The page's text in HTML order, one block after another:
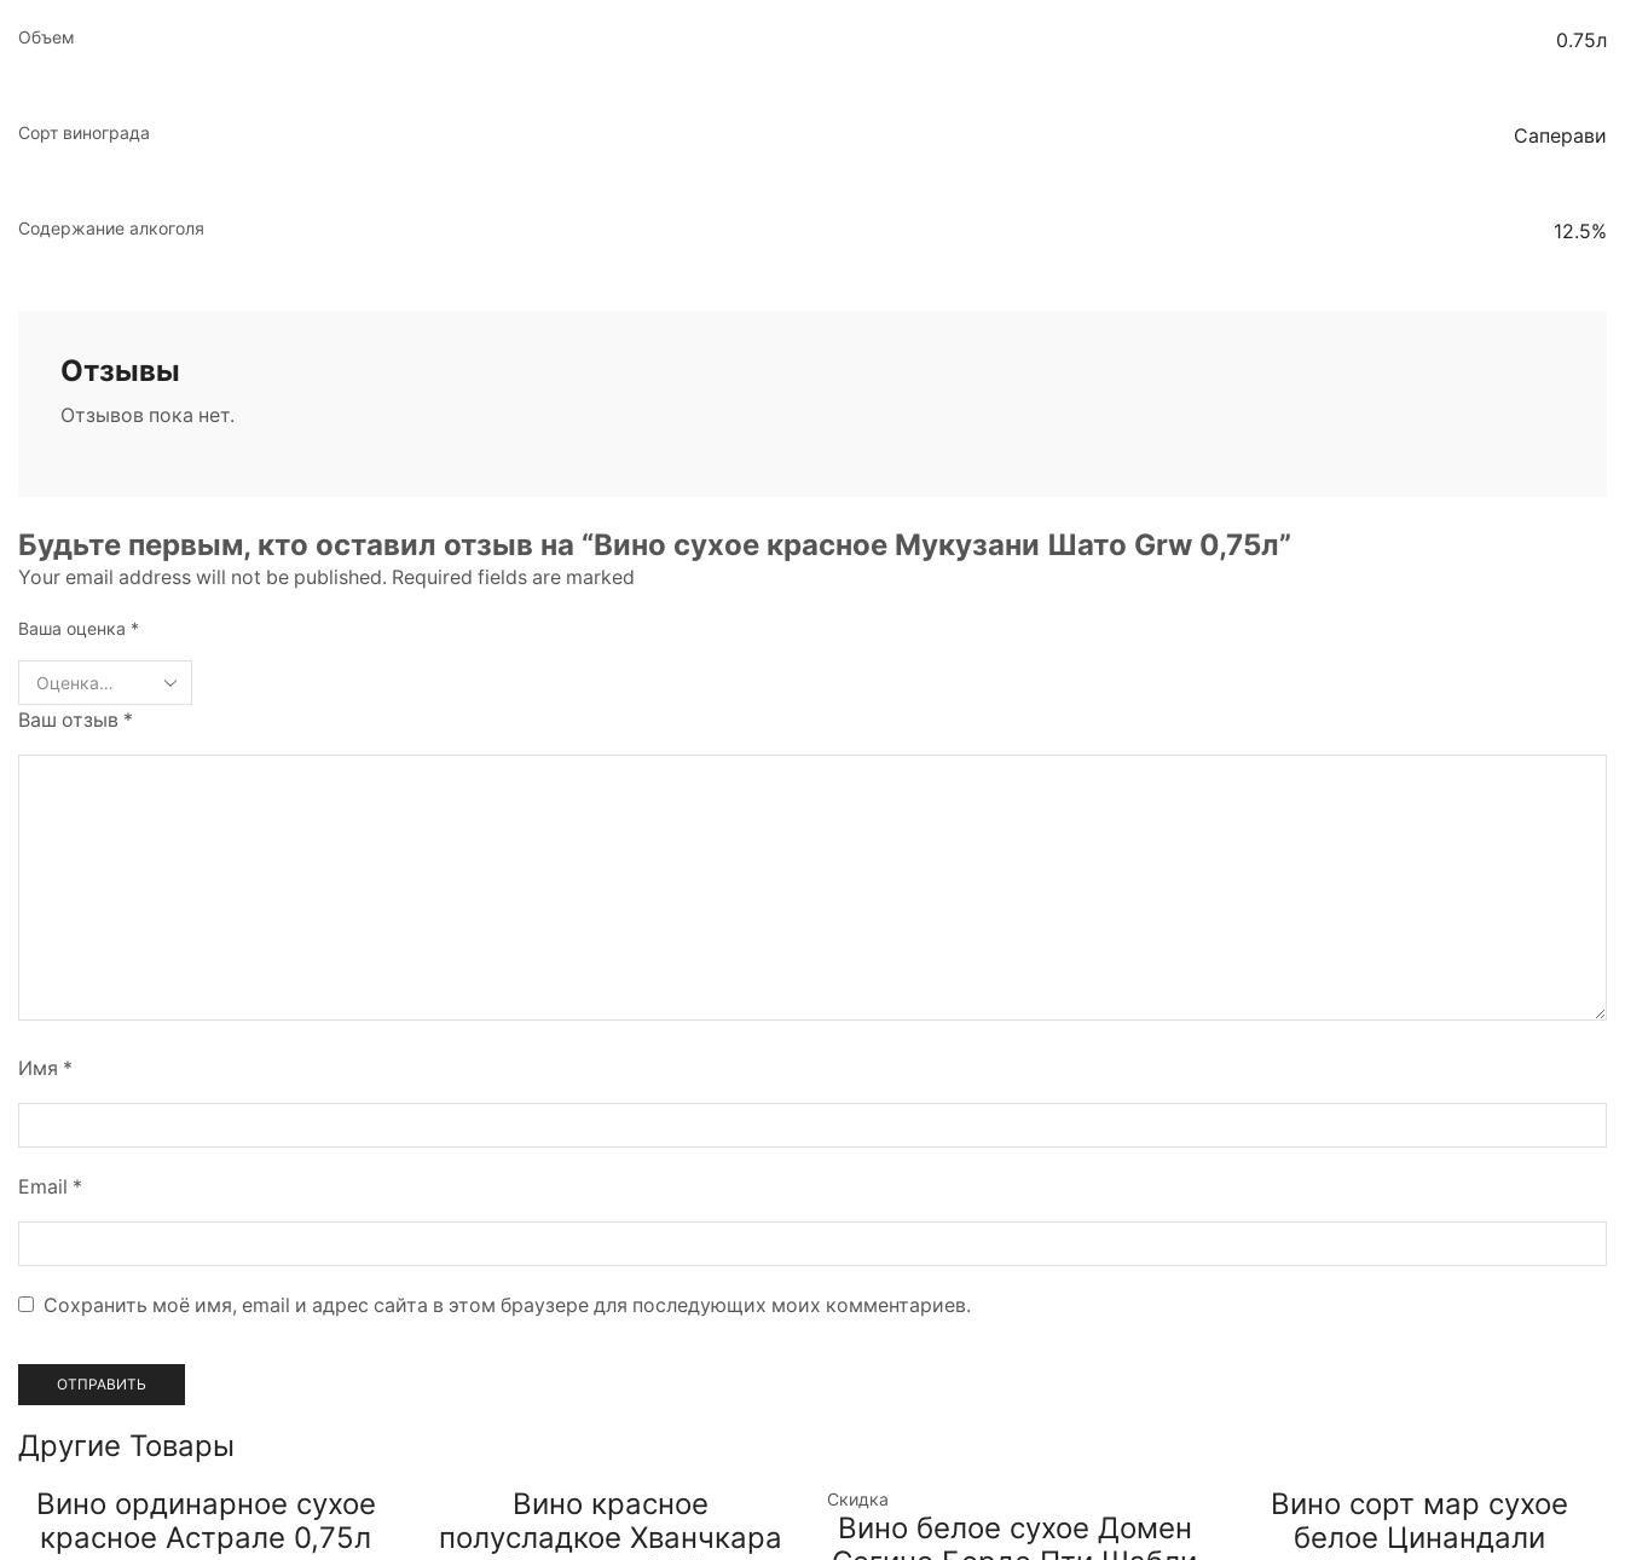
Объем 0.75л
Сорт винограда Саперави
Содержание алкоголя 12.5%
Отзывы
Отзывов пока нет.
Будьте первым, кто оставил отзыв на “Вино сухое красное Мукузани Шато Grw 0,75л”
Your email address will not be published. Required fields are marked
Ваша оценка *
Ваш отзыв *
Имя *
Email *
Сохранить моё имя, email и адрес сайта в этом браузере для последующих моих комментариев.
Другие Товары
Вино ординарное сухое
красное Астрале 0,75л
Вино красное
полусладкое Хванчкара
Скидка
Вино белое сухое Домен
Вино сорт мар сухое
белое Цинандали